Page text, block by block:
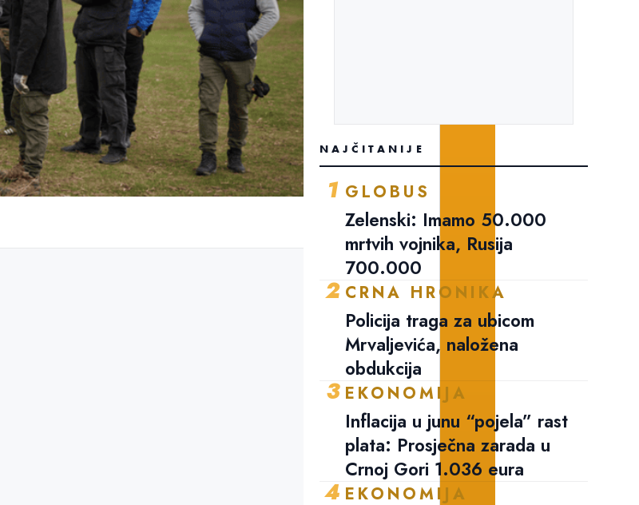
NAJČITANIJE
1 GLOBUS
Zelenski: Imamo 50.000
mrtvih vojnika, Rusija
700.000
2 CRNA HRONIKA
Policija traga za ubicom
Mrvaljevića, naložena
obdukcija
3 EKONOMIJA
Inflacija u junu “pojela” rast
plata: Prosječna zarada u
Crnoj Gori 1.036 eura
4 EKONOMIJA